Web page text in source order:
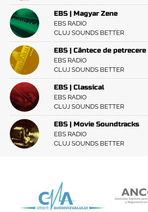
EBS | Magyar Zene
EBS RADIO
CLUJ SOUNDS BETTER
EBS | Cântece de petrecere
EBS RADIO
CLUJ SOUNDS BETTER
EBS | Classical
EBS RADIO
CLUJ SOUNDS BETTER
EBS | Movie Soundtracks
EBS RADIO
CLUJ SOUNDS BETTER